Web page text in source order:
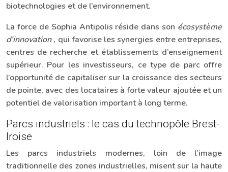
biotechnologies et de l’environnement.
La force de Sophia Antipolis réside dans son écosystème
d’innovation, qui favorise les synergies entre entreprises,
centres de recherche et établissements d’enseignement
supérieur. Pour les investisseurs, ce type de parc offre
l’opportunité de capitaliser sur la croissance des secteurs
de pointe, avec des locataires à forte valeur ajoutée et un
potentiel de valorisation important à long terme.
Parcs industriels : le cas du technopôle Brest-
Iroise
Les parcs industriels modernes, loin de l’image
traditionnelle des zones industrielles, misent sur la haute